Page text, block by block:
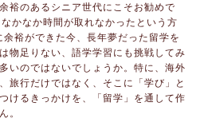
裕のあるシニア世代にこそお勧めで
かなか時間が取れなかったという方
裕ができた今、長年夢だった留学を
物足りない、語学学習にも挑戦してみ
いのではないでしょうか。特に、海外
旅行だけではなく、そこに「学び」と
けるきっかけを、「留学」を通して作
。